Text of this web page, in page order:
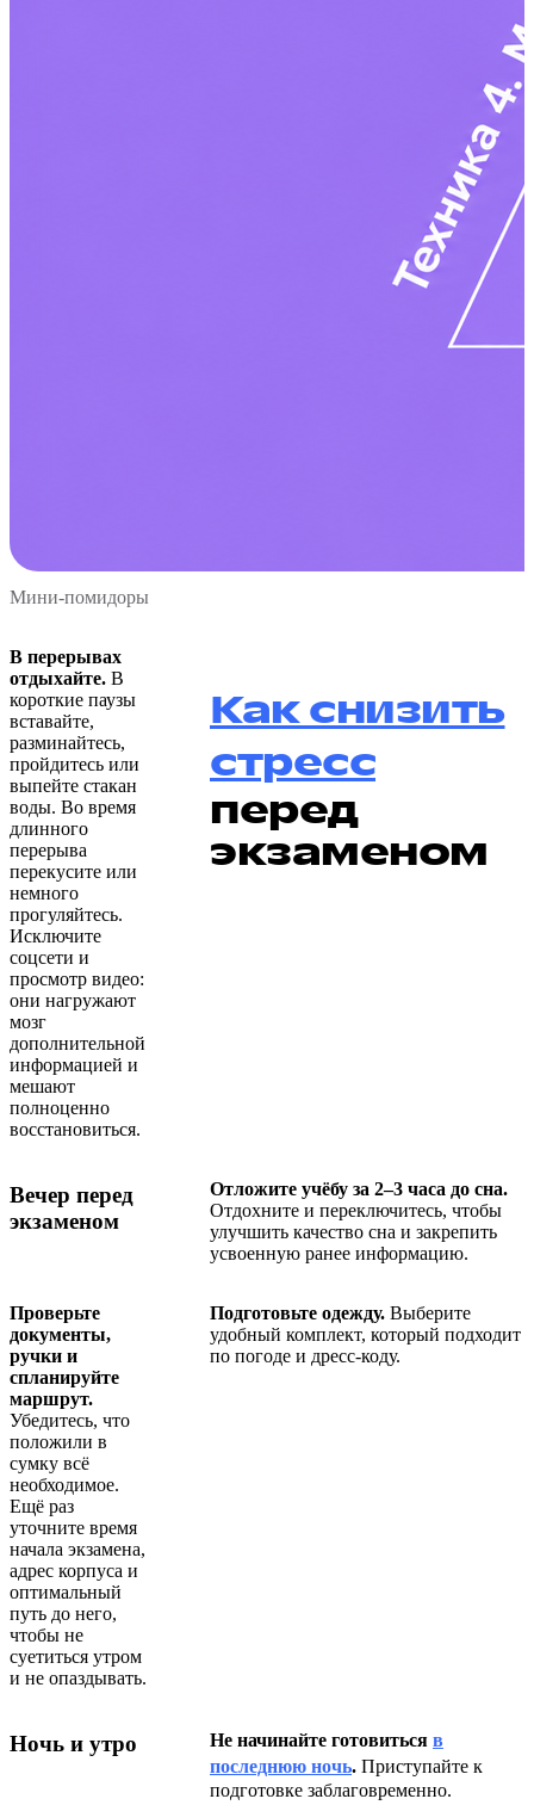
Мини-помидоры
В перерывах
отдыхайте. В
короткие паузы
вставайте,
разминайтесь,
пройдитесь или
выпейте стакан
воды. Во время
длинного
перерыва
перекусите или
немного
прогуляйтесь.
Исключите
соцсети и
просмотр видео:
они нагружают
мозг
дополнительной
информацией и
мешают
полноценно
восстановиться.
Как снизить
стресс
перед
экзаменом
Вечер перед
экзаменом
Отложите учёбу за 2–3 часа до сна.
Отдохните и переключитесь, чтобы
улучшить качество сна и закрепить
усвоенную ранее информацию.
Проверьте
документы,
ручки и
спланируйте
маршрут.
Убедитесь, что
положили в
сумку всё
необходимое.
Ещё раз
уточните время
начала экзамена,
адрес корпуса и
оптимальный
путь до него,
чтобы не
суетиться утром
и не опаздывать.
Подготовьте одежду. Выберите
удобный комплект, который подходит
по погоде и дресс‑коду.
Ночь и утро Не начинайте готовиться в
последнюю ночь. Приступайте к
подготовке заблаговременно.